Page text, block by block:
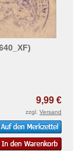
9,99 €
zzgl. Versand